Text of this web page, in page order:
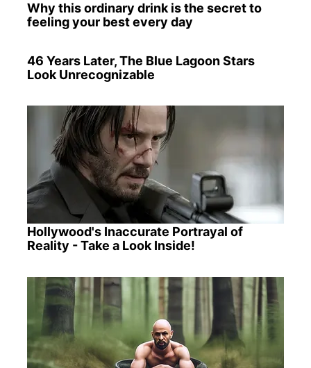
Why this ordinary drink is the secret to
feeling your best every day
46 Years Later, The Blue Lagoon Stars
Look Unrecognizable
Hollywood's Inaccurate Portrayal of
Reality - Take a Look Inside!